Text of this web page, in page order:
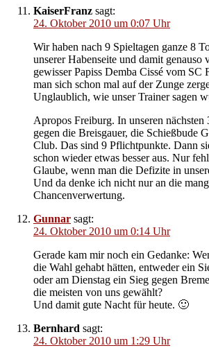
KaiserFranz sagt:
24. Oktober 2010 um 0:07 Uhr
Wir haben nach 9 Spieltagen ganze 8
unserer Habenseite und damit
gewisser Papiss Demba Cissé vom SC
man sich schon mal auf der Zunge
Unglaublich, wie unser Trainer sagen
Apropos Freiburg. In unseren nächsten
gegen die Breisgauer, die Schießbude
Club. Das sind 9 Pflichtpunkte. Dann
schon wieder etwas besser aus. Nur
Glaube, wenn man die Defizite in
Und da denke ich nicht nur an die
Chancenverwertung.
Gunnar sagt:
24. Oktober 2010 um 0:14 Uhr
Gerade kam mir noch ein Gedanke:
die Wahl gehabt hätten, entweder ein
oder am Dienstag ein Sieg gegen
die meisten von uns gewählt?
Und damit gute Nacht für heute. 🙂
Bernhard sagt:
24. Oktober 2010 um 1:29 Uhr